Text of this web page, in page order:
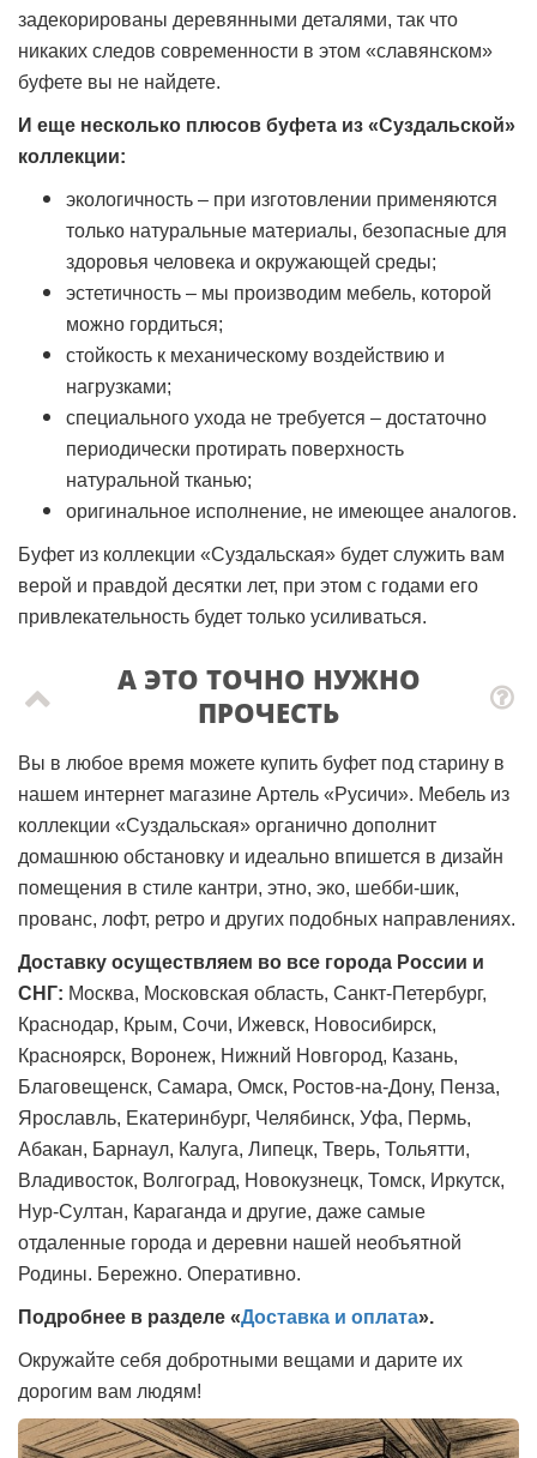
задекорированы деревянными деталями, так что
никаких следов современности в этом «славянском»
буфете вы не найдете.
И еще несколько плюсов буфета из «Суздальской»
коллекции:
экологичность – при изготовлении применяются
только натуральные материалы, безопасные для
здоровья человека и окружающей среды;
эстетичность – мы производим мебель, которой
можно гордиться;
стойкость к механическому воздействию и
нагрузками;
специального ухода не требуется – достаточно
периодически протирать поверхность
натуральной тканью;
оригинальное исполнение, не имеющее аналогов.
Буфет из коллекции «Суздальская» будет служить вам
верой и правдой десятки лет, при этом с годами его
привлекательность будет только усиливаться.
А ЭТО ТОЧНО НУЖНО
ПРОЧЕСТЬ
Вы в любое время можете купить буфет под старину в
нашем интернет магазине Артель «Русичи». Мебель из
коллекции «Суздальская» органично дополнит
домашнюю обстановку и идеально впишется в дизайн
помещения в стиле кантри, этно, эко, шебби-шик,
прованс, лофт, ретро и других подобных направлениях.
Доставку осуществляем во все города России и
СНГ: Москва, Московская область, Санкт-Петербург,
Краснодар, Крым, Сочи, Ижевск, Новосибирск,
Красноярск, Воронеж, Нижний Новгород, Казань,
Благовещенск, Самара, Омск, Ростов-на-Дону, Пенза,
Ярославль, Екатеринбург, Челябинск, Уфа, Пермь,
Абакан, Барнаул, Калуга, Липецк, Тверь, Тольятти,
Владивосток, Волгоград, Новокузнецк, Томск, Иркутск,
Нур-Султан, Караганда и другие, даже самые
отдаленные города и деревни нашей необъятной
Родины. Бережно. Оперативно.
Подробнее в разделе «Доставка и оплата».
Окружайте себя добротными вещами и дарите их
дорогим вам людям!